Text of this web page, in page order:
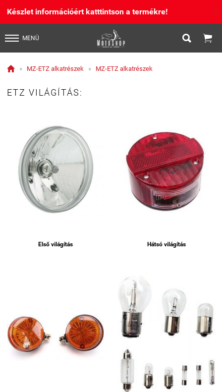
Készlet információért katttintson a termékre! X
MENÜ  
 » MZ-ETZ alkatrészek » MZ-ETZ alkatrészek
ETZ VILÁGÍTÁS:
Első világítás Hátsó világítás